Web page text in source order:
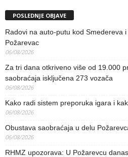
POSLEDNJE OBJAVE
Radovi na auto-putu kod Smedereva
Požarevac
06/08/2026
Za tri dana otkriveno više od 19.000
saobraćaja isključena 273 vozača
06/08/2026
Kako radi sistem preporuka igara i
06/08/2026
Obustava saobraćaja u delu
06/08/2026
RHMZ upozorava: U Požarevcu